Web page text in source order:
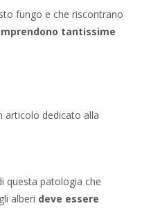
fungo e che riscontrano
tantissime
articolo dedicato alla
questa patologia che
alberi deve essere